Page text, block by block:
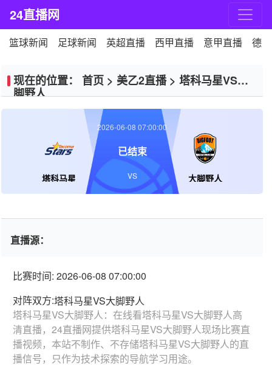
24直播网
篮球新闻 足球新闻 英超直播 西甲直播 意甲直播 德
现在的位置： 首页 > 美乙2直播> 塔科马星VS大
脚野人
塔科马星 大脚野人
2026-06-08 07:00:00
已结束
VS
直播源：
比赛时间: 2026-06-08 07:00:00
对阵双方:塔科马星VS大脚野人
塔科马星VS大脚野人：在线看塔科马星VS大脚野人高
清直播，24直播网提供塔科马星VS大脚野人现场比赛直
播视频，本站不制作、不存储塔科马星VS大脚野人的直
播信号，只作为技术探索的导航学习用途。